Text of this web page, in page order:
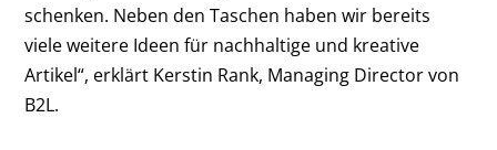
schenken. Neben den Taschen haben wir bereits
viele weitere Ideen für nachhaltige und kreative
Artikel“, erklärt Kerstin Rank, Managing Director von
B2L.